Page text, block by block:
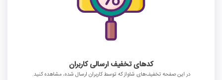
کدهای تخفیف ارسالی کاربران
در این صفحه تخفیف‌های شاواز که توسط کاربران ارسال شده، مشاهده کنید.